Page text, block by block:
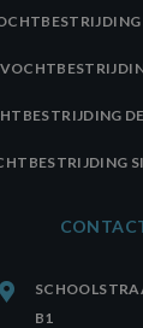
B1